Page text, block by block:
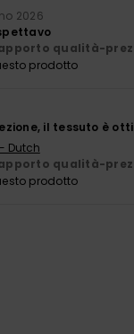
2026
qualità-
prodotto
il tessuto è
Dutch
qualità-
prodotto